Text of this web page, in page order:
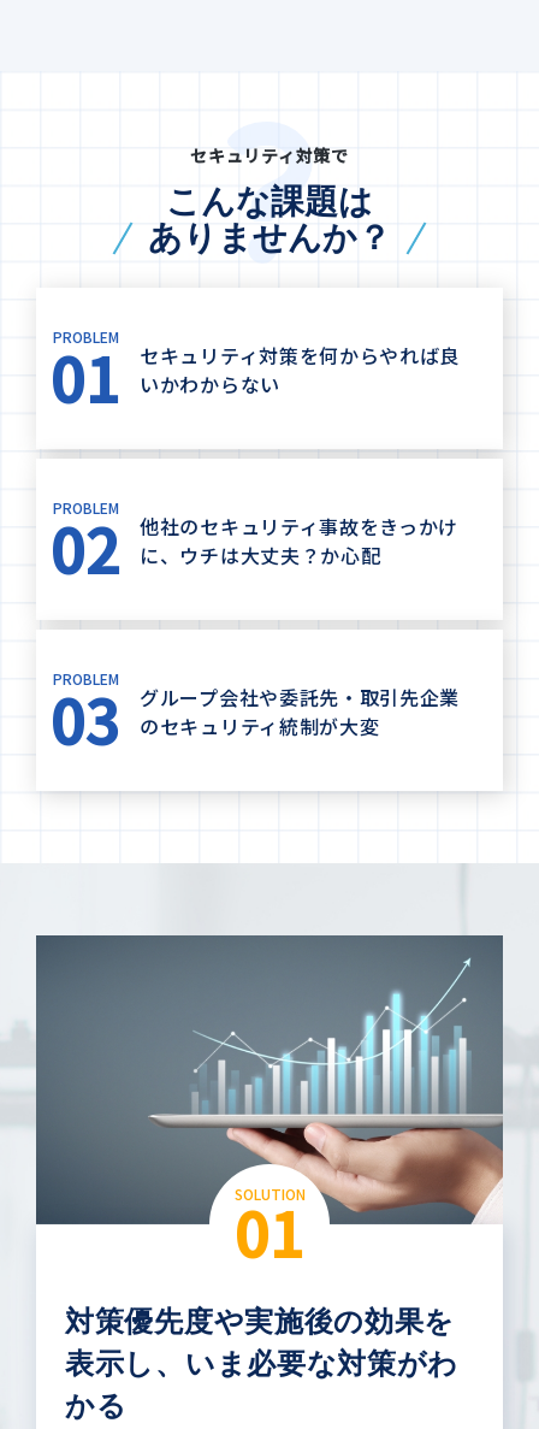
こんな課題は
ありませんか？
セキュリティ対策で
PROBLEM
01
セキュリティ対策を何からやれば良
いかわからない
PROBLEM
02
他社のセキュリティ事故をきっかけ
に、ウチは大丈夫？か心配
PROBLEM
03
グループ会社や委託先・取引先企業
のセキュリティ統制が大変
SOLUTION
01
対策優先度や実施後の効果を
表示し、 いま必要な対策がわ
かる